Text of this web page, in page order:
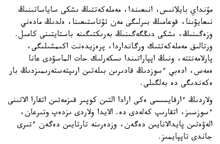
مۇنداي بايلانىس، انىعىندا، مەملەكەتتىڭ ىشكى ساياساتىنىڭ
نىعايۋىنا، قوعامىڭ بىرلىگى مەن تۇتاستىعىنا، ەلدىڭ مادەني
وزەگىنىڭ، ىشكى دىڭگەگىنىڭ بەرىكتىگىنە باستايتىنى كامىل.
ورتالىق مەملەكەتتىك ورگانداردا، پرەزيدەنت اكىمشىلىگى،
پارلامەنتتە، ونىڭ اپپاراتىندا ىسكەرلىك حات الماسۋدى عانا
ەمەس، ادەبي ءسوزدىڭ قادىرىن بىلەتىن ارىپتەستەرىمىزدىڭ بار
ەكەندىگى دە بەلگىلى.
ولاردىڭ ءارقايسىسى ەكى ارادا التىن كوپىر قىزمەتىن اتقارا الاتىنى
ءسوزسىز، اتقارىپ كەلەدى دە. الايدا ولاردى ىزدەپ وتىرعان،
الەۋەتىن پايدالانايىن دەگەن، وزدەرىنە تارتايىن دەگەن ءتىرى
جاندى تاپپايمىز.